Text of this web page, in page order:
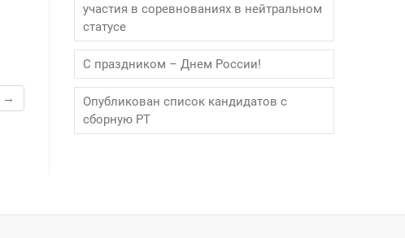
→
участия в соревнованиях в нейтральном
статусе
С праздником – Днем России!
Опубликован список кандидатов с
сборную РТ